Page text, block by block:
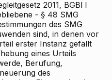
2011, BGBl I
- § 48 SMG
des SMG
sind, in denen vor
erster Instanz gefällt
eines Urteils
Berufung,
des